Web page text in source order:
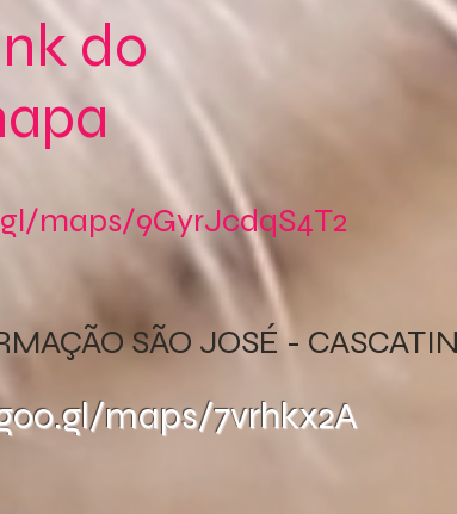
do
maps/9GyrJcdqS4T2
SÃO JOSÉ -
maps/7vrhkx2A